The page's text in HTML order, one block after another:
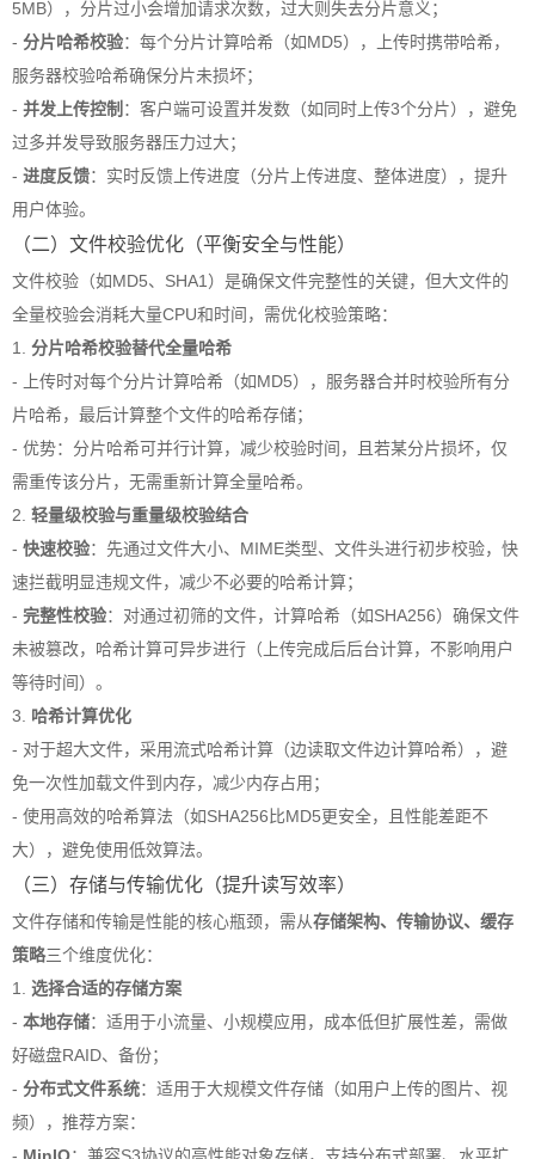
5MB），分片过小会增加请求次数，过大则失去分片意义；
- 分片哈希校验：每个分片计算哈希（如MD5），上传时携带哈希，
服务器校验哈希确保分片未损坏；
- 并发上传控制 ：客户端可设置并发数（如同时上传3个分片），避免
过多并发导致服务器压力过大；
- 进度反馈：实时反馈上传进度（分片上传进度、整体进度），提升
用户体验。
（二）文件校验优化（平衡安全与性能）
文件校验（如MD5、SHA1）是确保文件完整性的关键，但大文件的
全量校验会消耗大量CPU和时间，需优化校验策略：
1. 分片哈希校验替代全量哈希
- 上传时对每个分片计算哈希（如MD5），服务器合并时校验所有分
片哈希，最后计算整个文件的哈希存储；
- 优势：分片哈希可并行计算，减少校验时间，且若某分片损坏，仅
需重传该分片，无需重新计算全量哈希。
2. 轻量级校验与重量级校验结合
- 快速校验：先通过文件大小、MIME类型、文件头进行初步校验，快
速拦截明显违规文件，减少不必要的哈希计算；
- 完整性校验：对通过初筛的文件，计算哈希（如SHA256）确保文件
未被篡改，哈希计算可异步进行（上传完成后后台计算，不影响用户
等待时间）。
3. 哈希计算优化
- 对于超大文件，采用流式哈希计算（边读取文件边计算哈希），避
免一次性加载文件到内存，减少内存占用；
- 使用高效的哈希算法（如SHA256比MD5更安全，且性能差距不
大），避免使用低效算法。
（三）存储与传输优化（提升读写效率）
文件存储和传输是性能的核心瓶颈，需从存储架构、传输协议、缓存
策略三个维度优化：
1. 选择合适的存储方案
- 本地存储：适用于小流量、小规模应用，成本低但扩展性差，需做
好磁盘RAID、备份；
- 分布式文件系统：适用于大规模文件存储（如用户上传的图片、视
频），推荐方案：
- MinIO：兼容S3协议的高性能对象存储，支持分布式部署、水平扩